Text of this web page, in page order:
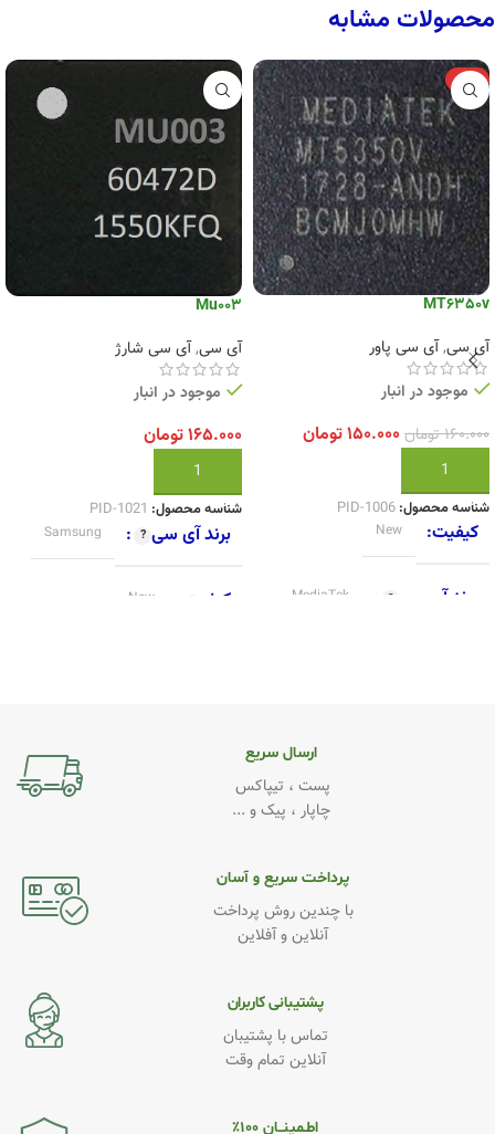
محصولات مشابه
-6%
MT6350v
آی سی,آی سی پاور
موجود در انبار
۱۶۰.۰۰۰تومان ۱۵۰.۰۰۰تومان
افزودن به سبد خرید
شناسه محصول: PID-1006
کیفیت New
برند آی سی MediaTek
Mu003
آی سی,آی سی شارژ
موجود در انبار
۱۶۵.۰۰۰تومان
افزودن به سبد خرید
شناسه محصول: PID-1021
برند آی سی Samsung
کیفیت New
ارسال سریع
پست ، تیپاکس
چاپار ، پیک و ...
پرداخت سریع و آسان
با چندین روش پرداخت
آنلاین و آفلاین
پشتیبانی کاربران
تماس با پشتیبان
آنلاین تمام وقت
اطـمینــان ۱۰۰٪